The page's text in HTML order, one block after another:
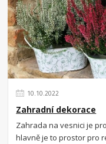
10.10.2022
Zahradní dekorace
Zahrada na vesnici je
hlavně je to prostor pro